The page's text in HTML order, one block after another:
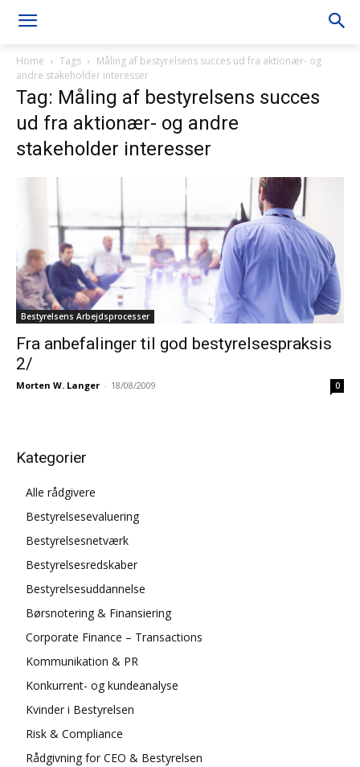
Home Tags
Måling af bestyrelsens succes ud fra aktionær- og
andre stakeholder interesser
Tag: Måling af bestyrelsens succes
ud fra aktionær- og andre
stakeholder interesser
Bestyrelsens Arbejdsprocesser
Fra anbefalinger til god bestyrelsespraksis
2/
Morten W. Langer - 18/08/2009 0
Kategorier
Alle rådgivere
Bestyrelsesevaluering
Bestyrelsesnetværk
Bestyrelsesredskaber
Bestyrelsesuddannelse
Børsnotering & Finansiering
Corporate Finance – Transactions
Kommunikation & PR
Konkurrent- og kundeanalyse
Kvinder i Bestyrelsen
Risk & Compliance
Rådgivning for CEO & Bestyrelsen